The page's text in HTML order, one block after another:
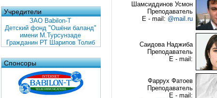
Учредители
ЗАО Babilon-T
Детский фонд "Ошёни баланд"
имени М.Турсунзаде
Гражданин РТ Шарипов Толиб
Спонсоры
Шамсиддинов Усмон
Преподаватель
E - mail: @mail.ru
Саидова Наджиба
Преподаватель
E - mail:
Фаррух Фатоев
Преподаватель
E - mail: